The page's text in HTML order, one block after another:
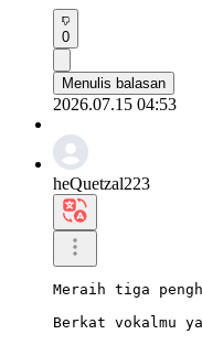
0
Menulis balasan
2026.07.15 04:53
heQuetzal223
Meraih tiga
Berkat vokalmu